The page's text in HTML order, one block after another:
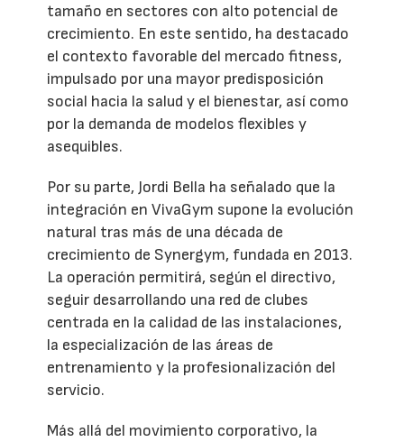
tamaño en sectores con alto potencial de
crecimiento. En este sentido, ha destacado
el contexto favorable del mercado fitness,
impulsado por una mayor predisposición
social hacia la salud y el bienestar, así como
por la demanda de modelos flexibles y
asequibles.
Por su parte, Jordi Bella ha señalado que la
integración en VivaGym supone la evolución
natural tras más de una década de
crecimiento de Synergym, fundada en 2013.
La operación permitirá, según el directivo,
seguir desarrollando una red de clubes
centrada en la calidad de las instalaciones,
la especialización de las áreas de
entrenamiento y la profesionalización del
servicio.
Más allá del movimiento corporativo, la